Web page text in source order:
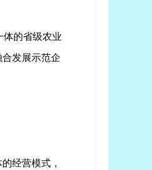
体的省级农业
发展示范企
经营模式，